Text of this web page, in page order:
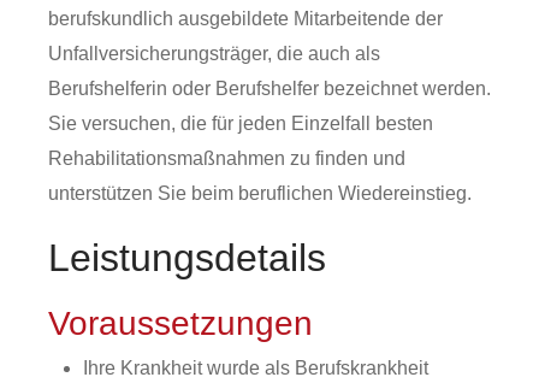
berufskundlich ausgebildete Mitarbeitende der
Unfallversicherungsträger, die auch als
Berufshelferin oder Berufshelfer bezeichnet werden.
Sie versuchen, die für jeden Einzelfall besten
Rehabilitationsmaßnahmen zu finden und
unterstützen Sie beim beruflichen Wiedereinstieg.
Leistungsdetails
Voraussetzungen
Ihre Krankheit wurde als Berufskrankheit